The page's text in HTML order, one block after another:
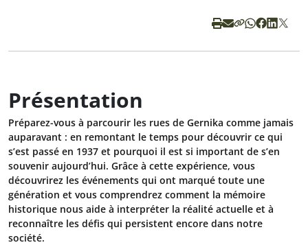
Présentation
Préparez-vous à parcourir les rues de Gernika comme jamais
auparavant : en remontant le temps pour découvrir ce qui
s’est passé en 1937 et pourquoi il est si important de s’en
souvenir aujourd’hui. Grâce à cette expérience, vous
découvrirez les événements qui ont marqué toute une
génération et vous comprendrez comment la mémoire
historique nous aide à interpréter la réalité actuelle et à
reconnaître les défis qui persistent encore dans notre
société.